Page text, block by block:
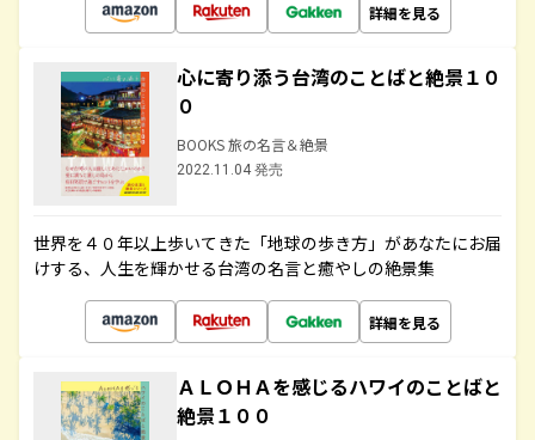
詳細を見る
心に寄り添う台湾のことばと絶景１０
０
BOOKS 旅の名言＆絶景
2022.11.04 発売
世界を４０年以上歩いてきた「地球の歩き方」があなたにお届
けする、人生を輝かせる台湾の名言と癒やしの絶景集
詳細を見る
ＡＬＯＨＡを感じるハワイのことばと
絶景１００